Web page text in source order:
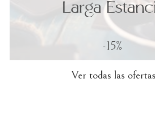
Larga
-15%
Ver todas las ofertas